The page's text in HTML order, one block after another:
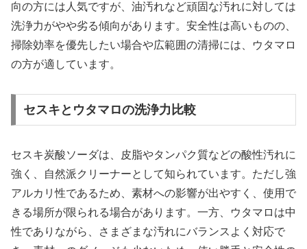
向の方には人気ですが、油汚れなど頑固な汚れに対しては
洗浄力がやや劣る傾向があります。安全性は高いものの、
掃除効率を優先したい場合や広範囲の清掃には、ウタマロ
の方が適しています。
セスキとウタマロの洗浄力比較
セスキ炭酸ソーダは、皮脂やタンパク質などの酸性汚れに
強く、自然派クリーナーとして知られています。ただし強
アルカリ性であるため、素材への影響が出やすく、使用で
きる場所が限られる場合があります。一方、ウタマロは中
性でありながら、さまざまな汚れにバランスよく対応で